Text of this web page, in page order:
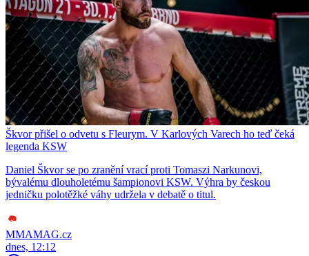
Škvor přišel o odvetu s Fleurym. V Karlových Varech ho teď čeká
legenda KSW
Daniel Škvor se po zranění vrací proti Tomaszi Narkunovi,
bývalému dlouholetému šampionovi KSW. Výhra by českou
jedničku polotěžké váhy udržela v debatě o titul.
MMAMAG.cz
dnes, 12:12